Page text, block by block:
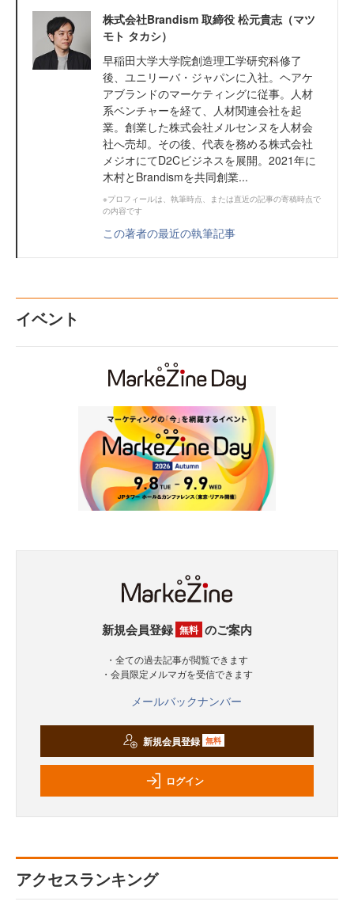
株式会社Brandism 取締役 松元貴志（マツ
モト タカシ）
早稲田大学大学院創造理工学研究科修了
後、ユニリーバ・ジャパンに入社。ヘアケ
アブランドのマーケティングに従事。人材
系ベンチャーを経て、人材関連会社を起
業。創業した株式会社メルセンヌを人材会
社へ売却。その後、代表を務める株式会社
メジオにてD2Cビジネスを展開。2021年に
木村とBrandismを共同創業...
※プロフィールは、執筆時点、または直近の記事の寄稿時点で
の内容です
この著者の最近の執筆記事
イベント
新規会員登録 無料 のご案内
・全ての過去記事が閲覧できます
・会員限定メルマガを受信できます
メールバックナンバー
新規会員登録 無料
ログイン
アクセスランキング